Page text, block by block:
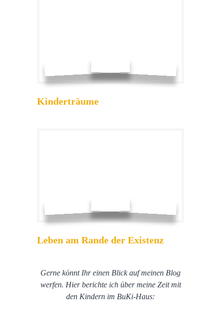
Kinderträume
Leben am Rande der Existenz
Gerne könnt Ihr einen Blick auf meinen Blog
werfen. Hier berichte ich über meine Zeit mit
den Kindern im BuKi-Haus: